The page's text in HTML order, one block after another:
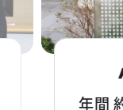
年間